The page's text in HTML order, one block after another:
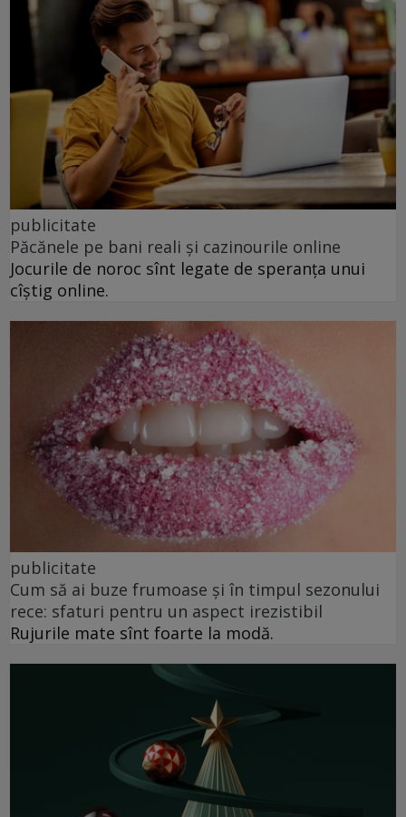
publicitate
Păcănele pe bani reali și cazinourile online
Jocurile de noroc sînt legate de speranța unui
cîștig online.
publicitate
Cum să ai buze frumoase şi în timpul sezonului
rece: sfaturi pentru un aspect irezistibil
Rujurile mate sînt foarte la modă.